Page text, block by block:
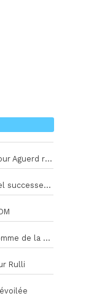
La première offre de la Real Sociedad pour Aguerd refusée par l’OM
Une offre déjà envoyée pour le potentiel successeur de Rulli
Accord trouvé pour Medina, la grosse somme de la vente dévoilée
Rulli